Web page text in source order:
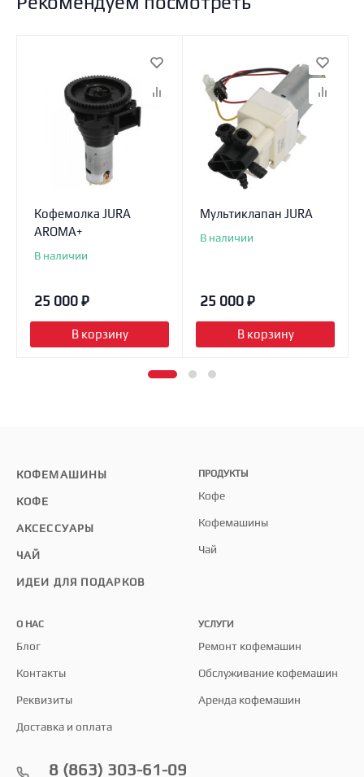
Кофемолка JURA
AROMA+
В наличии
25 000 ₽
В корзину
Мультиклапан JURA
В наличии
25 000 ₽
В корзину
КОФЕМАШИНЫ
КОФЕ
АКСЕССУАРЫ
ЧАЙ
ИДЕИ ДЛЯ ПОДАРКОВ
ПРОДУКТЫ
Кофе
Кофемашины
Чай
О НАС
Блог
Контакты
Реквизиты
Доставка и оплата
УСЛУГИ
Ремонт кофемашин
Обслуживание кофемашин
Аренда кофемашин
8 (863) 303-61-09